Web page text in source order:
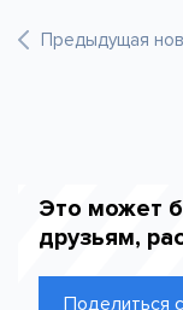
Предыдущая
Это может
друзьям,
Поделиться